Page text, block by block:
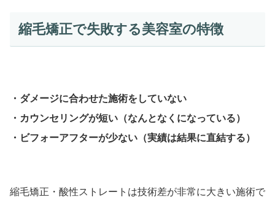
縮毛矯正で失敗する美容室の特徴
・ダメージに合わせた施術をしていない
・カウンセリングが短い（なんとなくになっている）
・ビフォーアフターが少ない（実績は結果に直結する）
縮毛矯正・酸性ストレートは技術差が非常に大きい施術で